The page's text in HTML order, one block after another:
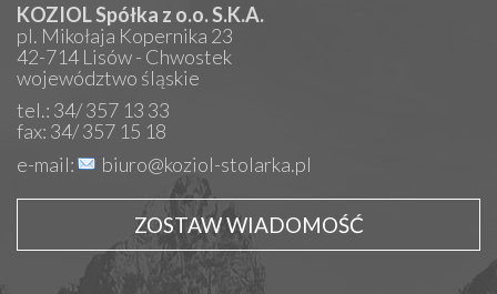
KOZIOL Spółka z o.o. S.K.A.
pl. Mikołaja Kopernika 23
42-714 Lisów - Chwostek
województwo śląskie
tel.: 34/ 357 13 33
fax: 34/ 357 15 18
e-mail:
biuro@koziol-stolarka.pl
ZOSTAW WIADOMOŚĆ